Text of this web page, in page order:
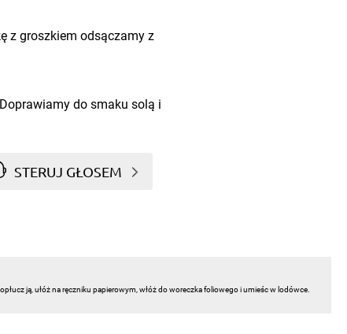
z groszkiem odsączamy z
do smaku solą i
STERUJ GŁOSEM
ją, ułóż na ręczniku papierowym, włóż do woreczka foliowego i umieśc w lodówce.